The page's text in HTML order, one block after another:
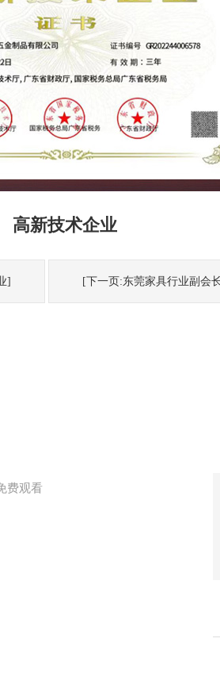
高新技术企业
] [下一页:东莞家具行业副会
费观看